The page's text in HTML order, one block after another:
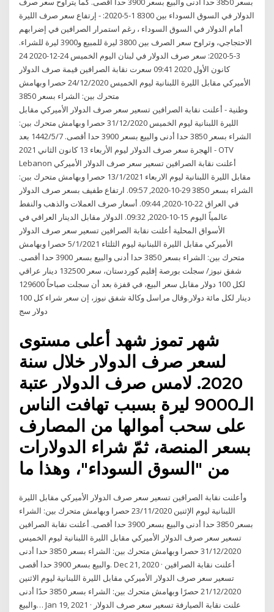
الدولار في السوق السوداء بين 8300 1-5-2020: - إرتفاع سعر صرف الليرة
أمام الدولار في السوق السوداء ، رغم استمرار الصرافين في إضرابهم
الاحتجاجي، وتراوح سعر الصرف بين 3800 ليرة للمبيع و3900 ليرة للشراء.
3-5-2020: سعر صرف الدولار في لبنان اليوم الخميس 24-12-2020 24
كانون الأول 2020 09:41 سعرت نقابة الصرافين قيمة صرف الدولار
الأميركي مقابل الليرة اللبنانية ليوم الخميس 24/12/2020 حصرا وبهامش
متحرك بين: الشراء بسعر 3850
وطنية - أعلنت نقابة الصرافين تسعير سعر صرف الدولار الأميركي مقابل
الليرة اللبنانية ليوم الخميس 31/12/2020 حصرا وبهامش متحرك بين:
الشراء بسعر 3850 حدا أدنى والبيع بسعر 3900 حدا أقصى. 7‏‏/5‏‏/1442 بعد
الهجرة سعر صرف الدولار ليوم الأربعاء 13 كانون الثاني 2021 - OTV
Lebanon أعلنت نقابة الصرافين تسعير سعر صرف الدولار الأميركي
مقابل الليرة اللبنانية ليوم الاربعاء 13/1/2021 حصرا وبهامش متحرك بين:
الشراء بسعر 3850 29-10-2020, 09:57. ارتفاع طفيف بسعر صرف الدولار
في العراق 22-10-2020, 09:44. أسعار صرف العملات والذهب والنفط
عالمياً اليوم 15-10-2020, 09:32. الدولار مقابل الدينار العراقي في
الأسواق المحلية أعلنت نقابة الصرافين تسعير سعر صرف الدولار
الأميركي مقابل الليرة اللبنانية ليوم الثلثاء 5/1/2021 حصرا وبهامش
متحرك بين: الشراء بسعر 3850 حدا أدنى والبيع بسعر 3900 حدا أقصى.
شفق نيوز/ سجلت بورصة إقليم كوردستان، سعر 132500 دينار عراقي
لكل 100 دولار مقابل سعر البيع، في قفزة بعد أن سجلت صباحاً 129600
دينار لكل مائة دولار.وقال مراسل وكالة شفق نيوز، إن سعر شراء كل 100
دولار سج
شهر تموز شهد أعلى مستوى
لسعر صرف الدولار خلال سنة
2020. لامس صرف الدولار عتبة
الـ9000 ليرة بسبب تهافت الناس
على سحب أموالها من المصارف
بسعر المنصة، ثمّ شراء الدولارات
من "السوق السوداء"، وهذا ما
وأعلنت نقابة الصرافين تسعير سعر صرف الدولار الأميركي مقابل الليرة
اللبنانية ليوم الإثنين 23/11/2020 حصرا وبهامش متحرك بين: الشراء
بسعر 3850 حدا أدنى والبيع بسعر 3900 حدا أقصى. أعلنت نقابة الصرافين
تسعير سعر صرف الدولار الأميركي مقابل الليرة اللبنانية ليوم الخميس
31/12/2020 حصرا وبهامش متحرك بين: الشراء بسعر 3850 حدا أدنى
والبيع بسعر 3900 حدا أقصى. Dec 21, 2020 · أعلنت نقابة الصرافين
تسعير سعر صرف الدولار الأميركي مقابل الليرة اللبنانية ليوم الاثنين
21/12/2020 حصرًا وبهامش متحرك بين: الشراء بسعر 3850 حدًا أدنى
والبيع… Jan 19, 2021 · علنت نقابة الصيارفة تسعير سعر صرف الدولار